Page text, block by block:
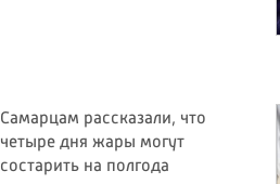
Самарцам рассказали, что
четыре дня жары могут
состарить на полгода